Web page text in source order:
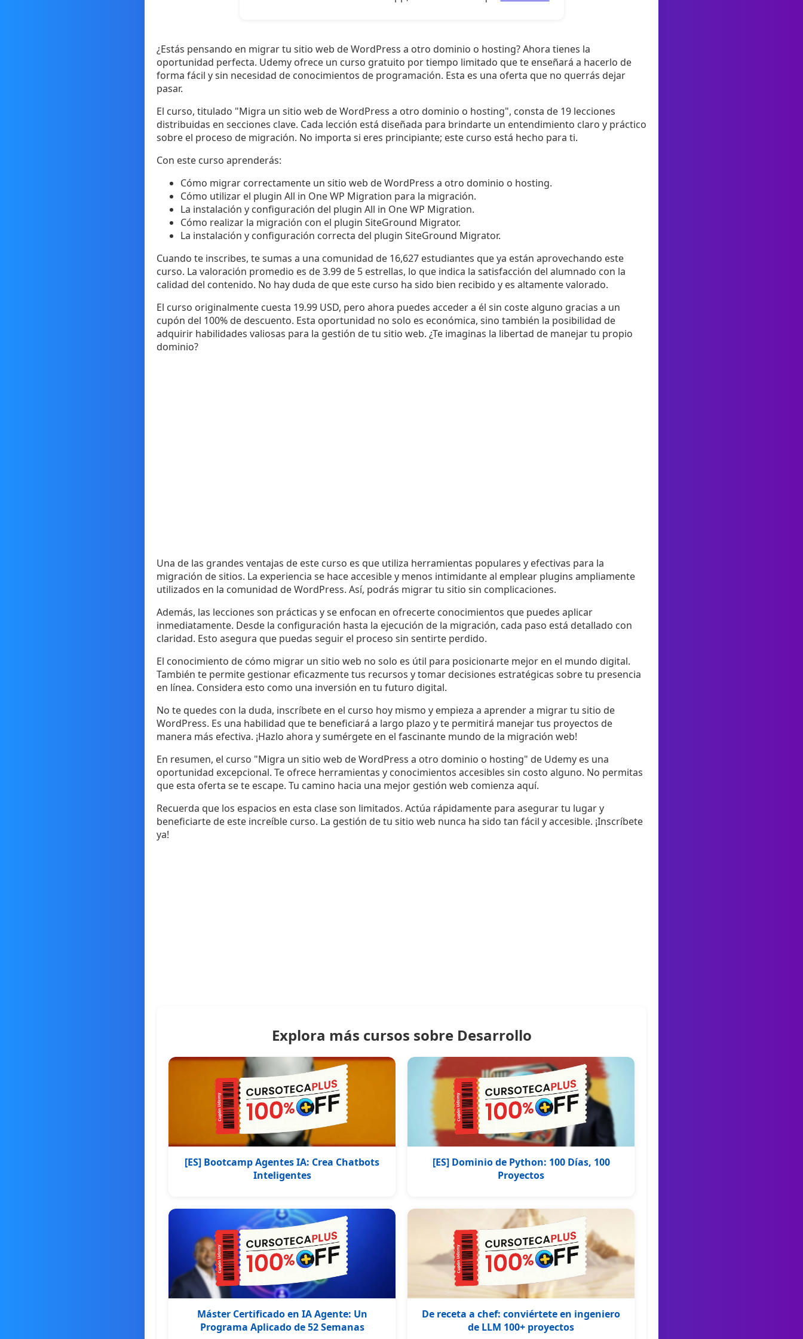
¿Estás pensando en migrar tu sitio web de WordPress a otro dominio o hosting? Ahora tienes la
oportunidad perfecta. Udemy ofrece un curso gratuito por tiempo limitado que te enseñará a hacerlo de
forma fácil y sin necesidad de conocimientos de programación. Esta es una oferta que no querrás dejar
pasar.
El curso, titulado "Migra un sitio web de WordPress a otro dominio o hosting", consta de 19 lecciones
distribuidas en secciones clave. Cada lección está diseñada para brindarte un entendimiento claro y práctico
sobre el proceso de migración. No importa si eres principiante; este curso está hecho para ti.
Con este curso aprenderás:
Cómo migrar correctamente un sitio web de WordPress a otro dominio o hosting.
Cómo utilizar el plugin All in One WP Migration para la migración.
La instalación y configuración del plugin All in One WP Migration.
Cómo realizar la migración con el plugin SiteGround Migrator.
La instalación y configuración correcta del plugin SiteGround Migrator.
Cuando te inscribes, te sumas a una comunidad de 16,627 estudiantes que ya están aprovechando este
curso. La valoración promedio es de 3.99 de 5 estrellas, lo que indica la satisfacción del alumnado con la
calidad del contenido. No hay duda de que este curso ha sido bien recibido y es altamente valorado.
El curso originalmente cuesta 19.99 USD, pero ahora puedes acceder a él sin coste alguno gracias a un
cupón del 100% de descuento. Esta oportunidad no solo es económica, sino también la posibilidad de
adquirir habilidades valiosas para la gestión de tu sitio web. ¿Te imaginas la libertad de manejar tu propio
dominio?
Una de las grandes ventajas de este curso es que utiliza herramientas populares y efectivas para la
migración de sitios. La experiencia se hace accesible y menos intimidante al emplear plugins ampliamente
utilizados en la comunidad de WordPress. Así, podrás migrar tu sitio sin complicaciones.
Además, las lecciones son prácticas y se enfocan en ofrecerte conocimientos que puedes aplicar
inmediatamente. Desde la configuración hasta la ejecución de la migración, cada paso está detallado con
claridad. Esto asegura que puedas seguir el proceso sin sentirte perdido.
El conocimiento de cómo migrar un sitio web no solo es útil para posicionarte mejor en el mundo digital.
También te permite gestionar eficazmente tus recursos y tomar decisiones estratégicas sobre tu presencia
en línea. Considera esto como una inversión en tu futuro digital.
No te quedes con la duda, inscríbete en el curso hoy mismo y empieza a aprender a migrar tu sitio de
WordPress. Es una habilidad que te beneficiará a largo plazo y te permitirá manejar tus proyectos de
manera más efectiva. ¡Hazlo ahora y sumérgete en el fascinante mundo de la migración web!
En resumen, el curso "Migra un sitio web de WordPress a otro dominio o hosting" de Udemy es una
oportunidad excepcional. Te ofrece herramientas y conocimientos accesibles sin costo alguno. No permitas
que esta oferta se te escape. Tu camino hacia una mejor gestión web comienza aquí.
Recuerda que los espacios en esta clase son limitados. Actúa rápidamente para asegurar tu lugar y
beneficiarte de este increíble curso. La gestión de tu sitio web nunca ha sido tan fácil y accesible. ¡Inscríbete
ya!
Explora más cursos sobre Desarrollo
[ES] Bootcamp Agentes IA: Crea Chatbots
Inteligentes
[ES] Dominio de Python: 100 Días, 100
Proyectos
Máster Certificado en IA Agente: Un
Programa Aplicado de 52 Semanas
De receta a chef: conviértete en ingeniero
de LLM 100+ proyectos